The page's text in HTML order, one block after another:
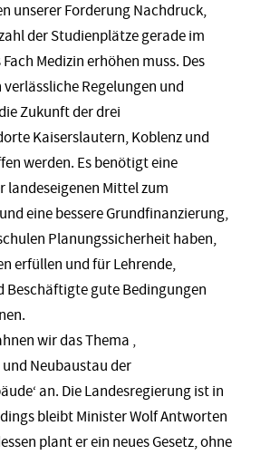
unserer Forderung Nachdruck,
der Studienplätze gerade im
Medizin erhöhen muss. Des
Regelungen und
Zukunft der drei
Kaiserslautern, Koblenz und
werden. Es benötigt eine
landeseigenen Mittel zum
eine bessere Grundfinanzierung,
Planungssicherheit haben,
erfüllen und für Lehrende,
Beschäftigte gute Bedingungen
wir das Thema ‚
Neubaustau der
an. Die Landesregierung ist in
bleibt Minister Wolf Antworten
plant er ein neues Gesetz, ohne